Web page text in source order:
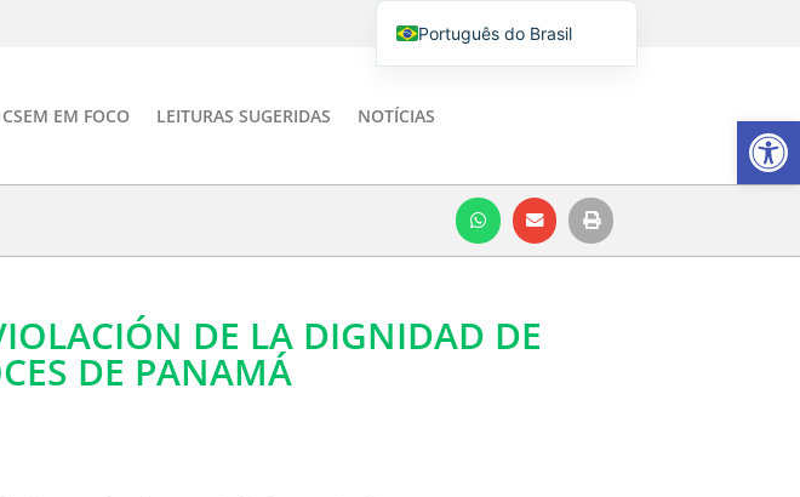
CSEM EM FOCO LEITURAS SUGERIDAS NOTÍCIAS
DE LA DIGNIDAD DE
DE PANAMÁ
Barra de
Português do Brasil
Italiano